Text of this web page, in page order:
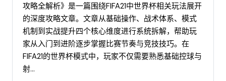
攻略全解析》是一篇围绕FIFA21中世界杯相关玩法展开
的深度攻略文章。文章从基础操作、战术体系、模式
机制到实战提升四个核心维度进行系统拆解，帮助玩
家从入门到进阶逐步掌握比赛节奏与竞技技巧。在
FIFA21的世界杯模式中，玩家不仅需要熟悉基础控球与
射...